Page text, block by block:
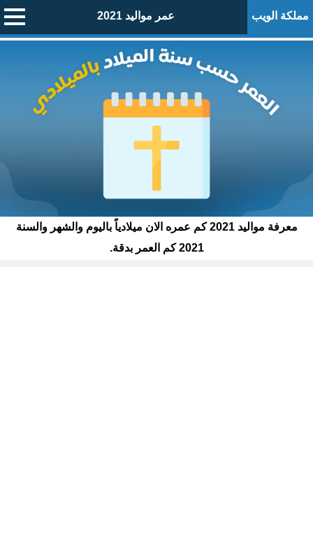
مملكة الويب عمر مواليد 2021
معرفة مواليد 2021 كم عمره الان ميلادياً باليوم والشهر والسنة
2021 كم العمر بدقة.